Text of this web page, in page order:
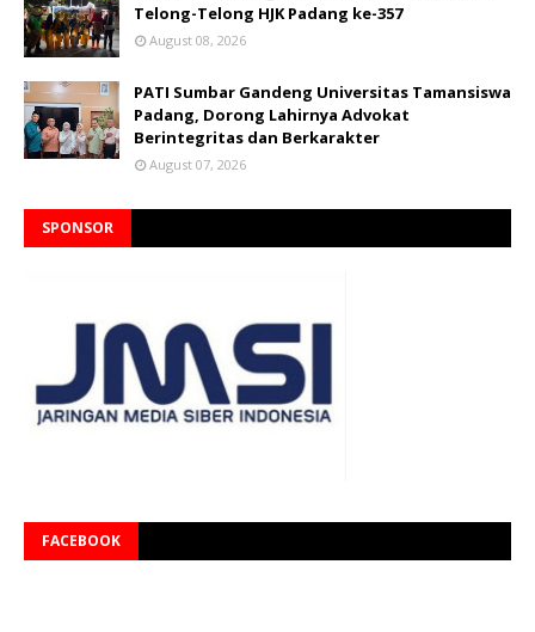
Telong-Telong HJK Padang ke-357
August 08, 2026
PATI Sumbar Gandeng Universitas Tamansiswa
Padang, Dorong Lahirnya Advokat
Berintegritas dan Berkarakter
August 07, 2026
SPONSOR
FACEBOOK